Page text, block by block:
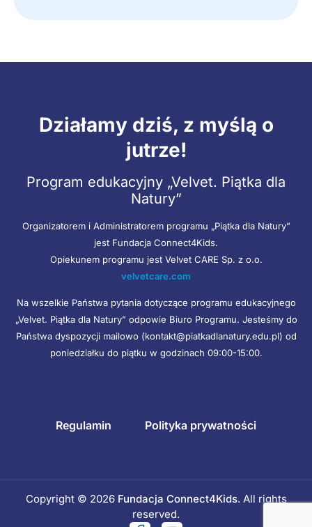
Działamy dziś, z myślą o
jutrze!
Program edukacyjny „Velvet. Piątka dla
Natury”
Organizatorem i Administratorem programu „Piątka dla Natury”
jest Fundacja Connect4Kids.
Opiekunem programu jest Velvet CARE Sp. z o.o.
velvetcare.com
Na wszelkie Państwa pytania dotyczące programu edukacyjnego
„Velvet. Piątka dla Natury” odpowie Biuro Programu. Jesteśmy do
Państwa dyspozycji mailowo (kontakt@piatkadlanatury.edu.pl) od
poniedziałku do piątku w godzinach 09:00-15:00.
Regulamin Polityka prywatności
Copyright © 2026 Fundacja Connect4Kids. All rights
reserved.